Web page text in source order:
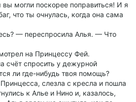
могли поскорее поправиться! И я
что ты очнулась, когда она сама
— переспросила Алья. — Что
на Принцессу Фей.
спросить у дежурной
ли где-нибудь твоя помощь?
слезла с кресла и пошла
к Алье и Нино и, казалось,